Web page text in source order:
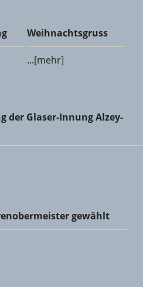
Weihnachtsgruss
Weihnachtsgruss
...[mehr]
Glaser-Innung Alzey-Bingen-
der Glaser-Innung Alzey-
gewählt
gewählt